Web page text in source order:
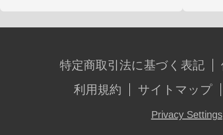
立川市キャラクター。
とほっぺのうずまきが特徴的。
特定商取引法に基づく表記
利用規約
サイトマップ
Privacy Settings